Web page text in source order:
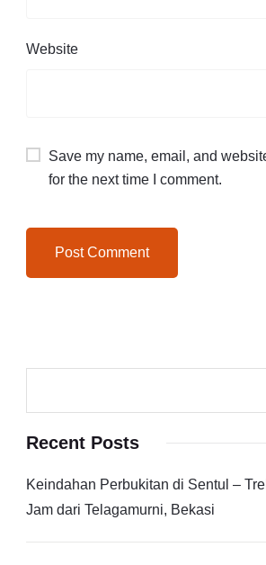
Website
Save my name, email, and
for the next time I comment.
Recent Posts
Keindahan Perbukitan di Sentul –
Jam dari Telagamurni, Bekasi